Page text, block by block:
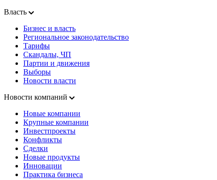
Власть
Бизнес и власть
Региональное законодательство
Тарифы
Скандалы, ЧП
Партии и движения
Выборы
Новости власти
Новости компаний
Новые компании
Крупные компании
Инвестпроекты
Конфликты
Сделки
Новые продукты
Инновации
Практика бизнеса